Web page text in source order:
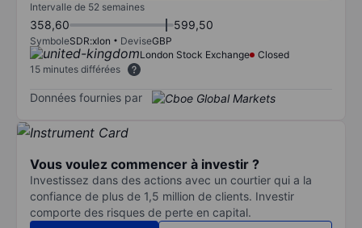
Intervalle de 52 semaines
358,60 599,50
SymboleSDR:xlon DeviseGBP
London Stock Exchange
Closed
15 minutes différées
Données fournies par
Vous voulez commencer à investir ?
Investissez dans des actions avec un courtier qui a la
confiance de plus de 1,5 million de clients. Investir
comporte des risques de perte en capital.